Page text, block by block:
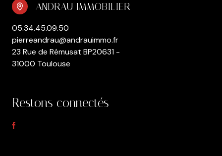
ANDRAU IMMOBILIER
05.34.45.09.50
pierreandrau@andrauimmo.fr
23 Rue de Rémusat BP20631 -
31000 Toulouse
Restons connectés